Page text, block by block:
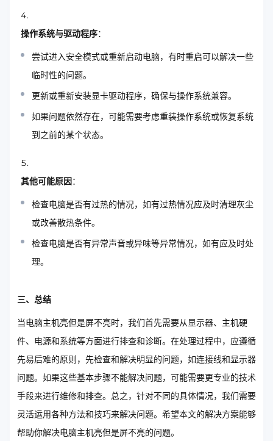
操作系统与驱动程序：
尝试进入安全模式或重新启动电脑，有时重启可以解决一些
临时性的问题。
更新或重新安装显卡驱动程序，确保与操作系统兼容。
如果问题依然存在，可能需要考虑重装操作系统或恢复系统
到之前的某个状态。
其他可能原因：
检查电脑是否有过热的情况，如有过热情况应及时清理灰尘
或改善散热条件。
检查电脑是否有异常声音或异味等异常情况，如有应及时处
理。
三、总结
当电脑主机亮但是屏不亮时，我们首先需要从显示器、主机硬
件、电源和系统等方面进行排查和诊断。在处理过程中，应遵循
先易后难的原则，先检查和解决明显的问题，如连接线和显示器
问题。如果这些基本步骤不能解决问题，可能需要更专业的技术
手段来进行维修和排查。总之，针对不同的具体情况，我们需要
灵活运用各种方法和技巧来解决问题。希望本文的解决方案能够
帮助你解决电脑主机亮但是屏不亮的问题。